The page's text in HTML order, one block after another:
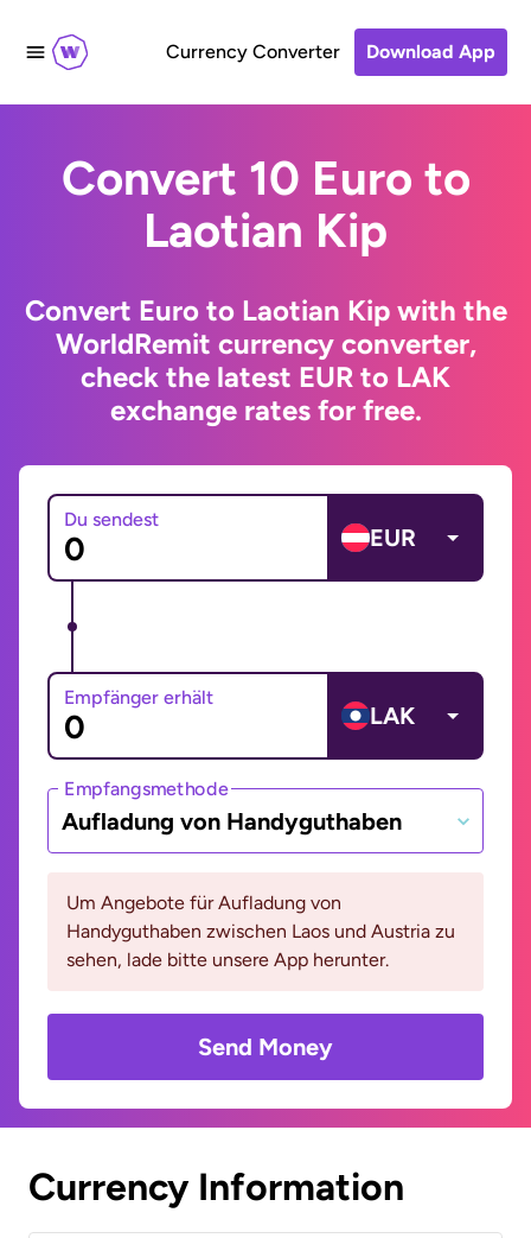
Currency Converter Download App
Convert 10 Euro to
Laotian Kip
Convert Euro to Laotian Kip with the
WorldRemit currency converter,
check the latest EUR to LAK
exchange rates for free.
Du sendest
EUR
Empfänger erhält
LAK
Empfangsmethode
Aufladung von Handyguthaben
Um Angebote für Aufladung von
Handyguthaben zwischen Laos und Austria zu
sehen, lade bitte unsere App herunter.
Send Money
Currency Information